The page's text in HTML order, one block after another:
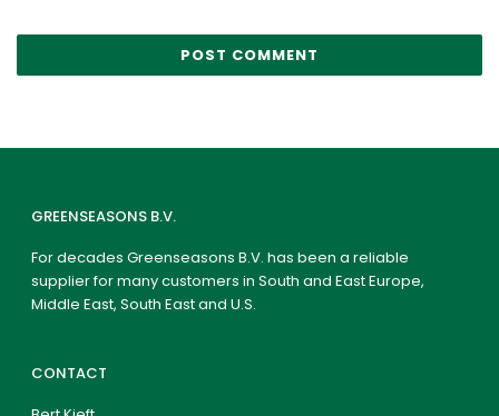
GREENSEASONS B.V.
For decades Greenseasons B.V. has been a reliable
supplier for many customers in South and East Europe,
Middle East, South East and U.S.
CONTACT